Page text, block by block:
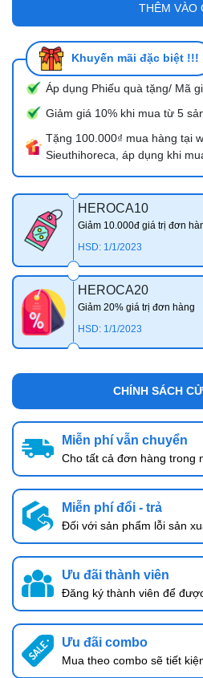
THÊM VÀO
Khuyến mãi đặc biệt !!!
Áp dụng Phiếu quà tặng/ Mã
Giảm giá 10% khi mua từ 5
Tặng 100.000₫ mua hàng tại
Sieuthihoreca, áp dụng khi
HEROCA10
Giảm 10.000đ giá trị đơn
HSD: 1/1/2023
HEROCA20
Giảm 20% giá trị đơn hàng
HSD: 1/1/2023
CHÍNH SÁCH
Miễn phí vẫn chuyển
Cho tất cả đơn hàng trong
Miễn phí đổi - trả
Đối với sản phẩm lỗi sản
Ưu đãi thành viên
Đăng ký thành viên để
Ưu đãi combo
Mua theo combo sẽ tiết